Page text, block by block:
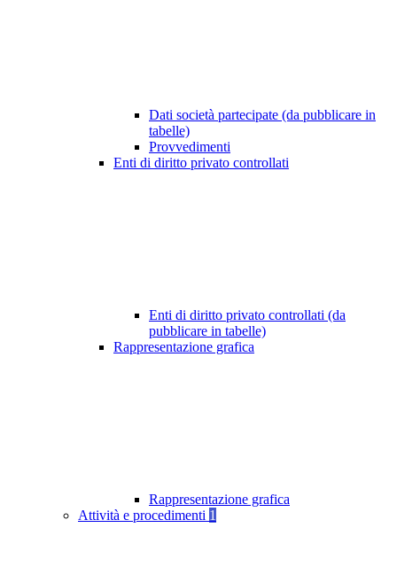
Dati società partecipate (da pubblicare in
tabelle)
Provvedimenti
Enti di diritto privato controllati
Enti di diritto privato controllati (da
pubblicare in tabelle)
Rappresentazione grafica
Rappresentazione grafica
Attività e procedimenti 1